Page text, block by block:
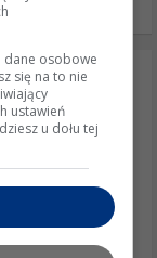
z tymi
tego stopnia, że
było je
się nawet siłą
jest
dane osobowe
się na to nie
ustawień
u dołu tej